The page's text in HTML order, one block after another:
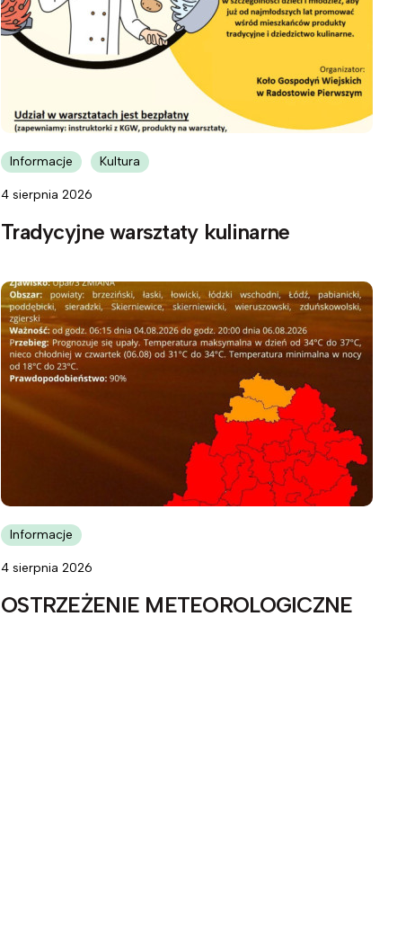
Informacje Kultura
4 sierpnia 2026
Tradycyjne warsztaty kulinarne
Informacje
4 sierpnia 2026
OSTRZEŻENIE METEOROLOGICZNE